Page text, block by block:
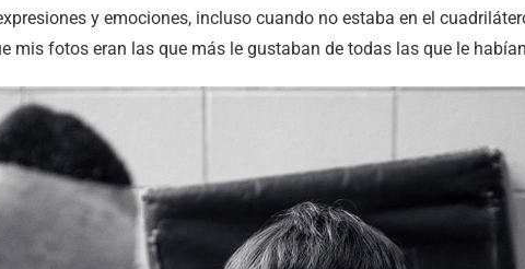
y emociones, incluso cuando no estaba en el
mis fotos eran las que más le gustaban de todas las que le